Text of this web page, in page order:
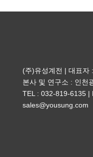
(주)유성계전 | 대표자
본사 및 연구소 : 인천
TEL : 032-819-6135 |
sales@yousung.com